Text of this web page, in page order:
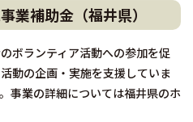
業補助金（福井県）
ボランティア活動への参加を促
動の企画・実施を支援していま
事業の詳細については福井県のホ